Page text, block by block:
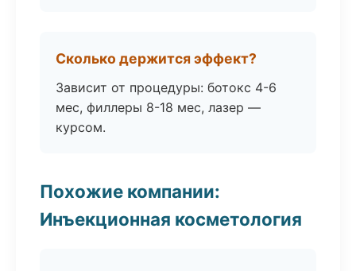
Сколько держится эффект?
Зависит от процедуры: ботокс 4-6
мес, филлеры 8-18 мес, лазер —
курсом.
Похожие компании:
Инъекционная косметология